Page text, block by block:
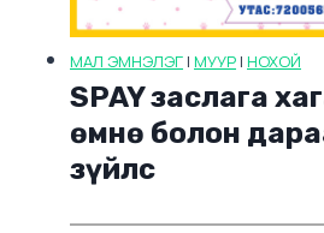
МАЛ ЭМНЭЛЭГ | МУУР | НОХОЙ
SPAY заслага
өмнө болон
зүйлс